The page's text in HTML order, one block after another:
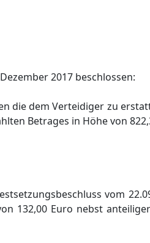
2017 beschlossen:
die dem Verteidiger zu
Betrages in Höhe von
vom
132,00 Euro nebst